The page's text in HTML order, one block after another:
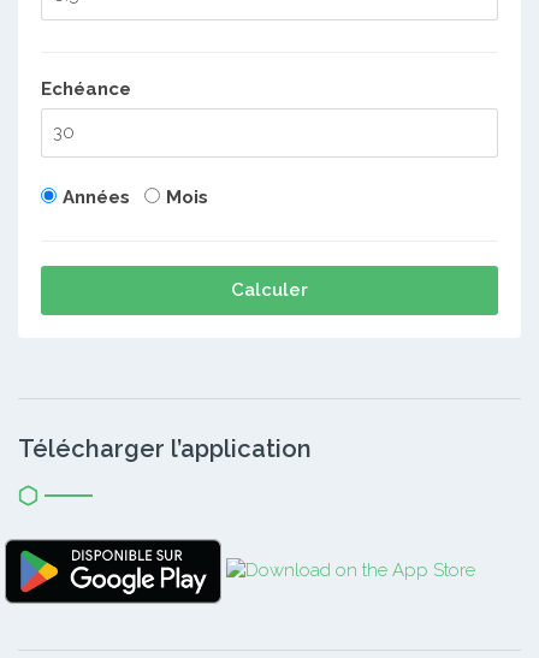
Echéance
Années Mois
Calculer
Télécharger l’application